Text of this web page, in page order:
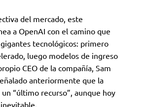
del mercado, este
a OpenAI con el camino que
tecnológicos: primero
luego modelos de ingreso
CEO de la compañía, Sam
anteriormente que la
“último recurso”, aunque hoy